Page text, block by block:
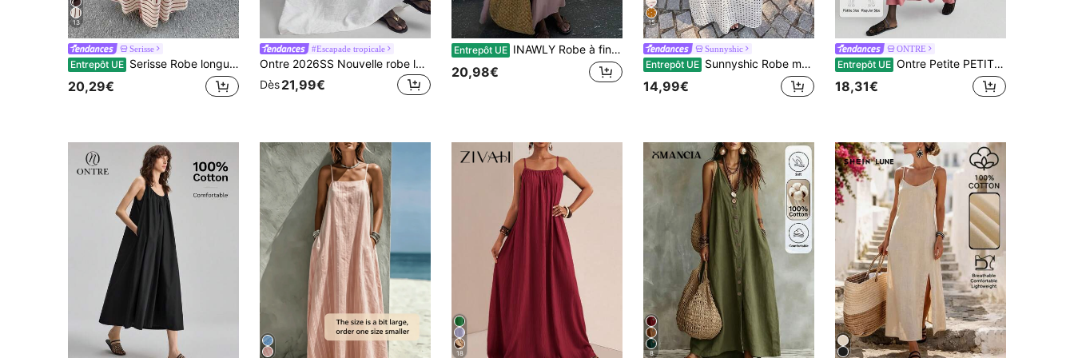
13
Serisse
Entrepôt UE Serisse Robe longue à bretelles femme à rayures et volants, décontractée, pour vacances et usage quotidien
20,29€
#Escapade tropicale
Ontre 2026SS Nouvelle robe longue d'été pour femmes, style vacances en tissu tissé de couleur unie populaire. Robe plissée sans manches à encolure carrée, style minimaliste élégant urbain chic pour le travail, les vacances d'été, les mariages, les fêtes. Robe longue ample et confortable à la mode, best-seller pour femmes
Dès21,99€
Entrepôt UE INAWLY Robe à fines bretelles élégante et sexy pour femme, parfaite pour les vacances
20,98€
15
Sunnyshic
Entrepôt UE Sunnyshic Robe maxi à col en V, dos nu avec laçage à la taille, imprimé pois et dentelle. Élégante pour les vacances, les sorties et les mariages. Tenue minimaliste pour un port quotidien.
14,99€
ONTRE
Entrepôt UE Ontre Petite PETITE 2026 SS Nouvelle robe ample de couleur unie rose en forme de ligne A pour femmes
18,31€
18 8